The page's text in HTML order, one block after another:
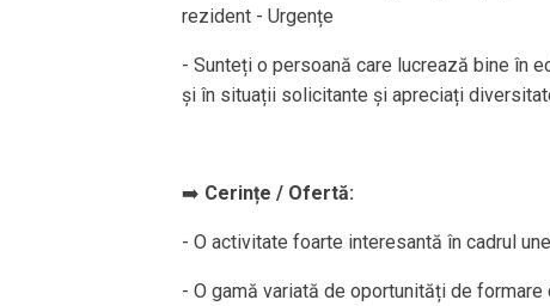
rezident - Urgențe
- Sunteți o persoană care lucrează bine în
și în situații solicitante și apreciați
➡️ Cerințe / Ofertă:
- O activitate foarte interesantă în cadrul
- O gamă variată de oportunități de formare